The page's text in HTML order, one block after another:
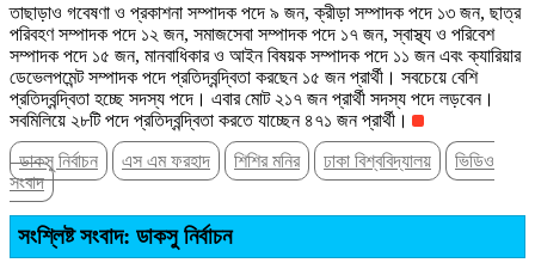
তাছাড়াও গবেষণা ও প্রকাশনা সম্পাদক পদে ৯ জন, ক্রীড়া সম্পাদক পদে ১৩ জন, ছাত্র
পরিবহণ সম্পাদক পদে ১২ জন, সমাজসেবা সম্পাদক পদে ১৭ জন, স্বাস্থ্য ও পরিবেশ
সম্পাদক পদে ১৫ জন, মানবাধিকার ও আইন বিষয়ক সম্পাদক পদে ১১ জন এবং ক্যারিয়ার
ডেভেলপমেন্ট সম্পাদক পদে প্রতিদ্বন্দ্বিতা করছেন ১৫ জন প্রার্থী। সবচেয়ে বেশি
প্রতিদ্বন্দ্বিতা হচ্ছে সদস্য পদে। এবার মোট ২১৭ জন প্রার্থী সদস্য পদে লড়বেন।
সবমিলিয়ে ২৮টি পদে প্রতিদ্বন্দ্বিতা করতে যাচ্ছেন ৪৭১ জন প্রার্থী।
ডাকসু নির্বাচন
এস এম ফরহাদ শিশির মনির ঢাকা বিশ্ববিদ্যালয়
ভিডিও
সংবাদ
সংশ্লিষ্ট সংবাদ: ডাকসু নির্বাচন